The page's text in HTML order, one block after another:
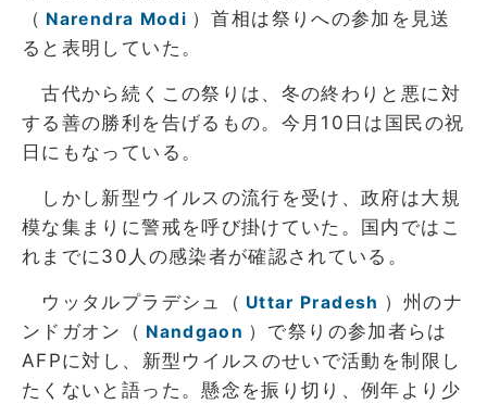
（ Narendra Modi ）首相は祭りへの参加を見送
ると表明していた。
古代から続くこの祭りは、冬の終わりと悪に対
する善の勝利を告げるもの。今月10日は国民の祝
日にもなっている。
しかし新型ウイルスの流行を受け、政府は大規
模な集まりに警戒を呼び掛けていた。国内ではこ
れまでに30人の感染者が確認されている。
ウッタルプラデシュ（ Uttar Pradesh ）州のナ
ンドガオン（ Nandgaon ）で祭りの参加者らは
AFPに対し、新型ウイルスのせいで活動を制限し
たくないと語った。懸念を振り切り、例年より少